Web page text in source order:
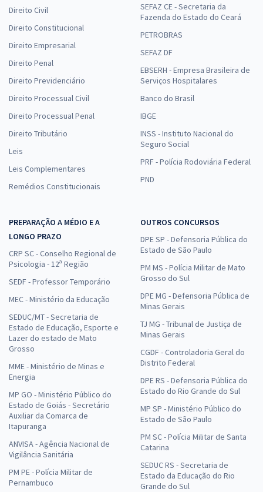
Direito Civil
Direito Constitucional
Direito Empresarial
Direito Penal
Direito Previdenciário
Direito Processual Civil
Direito Processual Penal
Direito Tributário
Leis
Leis Complementares
Remédios Constitucionais
SEFAZ CE - Secretaria da
Fazenda do Estado do Ceará
PETROBRAS
SEFAZ DF
EBSERH - Empresa Brasileira de
Serviços Hospitalares
Banco do Brasil
IBGE
INSS - Instituto Nacional do
Seguro Social
PRF - Polícia Rodoviária Federal
PND
PREPARAÇÃO A MÉDIO E A
LONGO PRAZO
CRP SC - Conselho Regional de
Psicologia - 12ª Região
SEDF - Professor Temporário
MEC - Ministério da Educação
SEDUC/MT - Secretaria de
Estado de Educação, Esporte e
Lazer do estado de Mato
Grosso
MME - Ministério de Minas e
Energia
MP GO - Ministério Público do
Estado de Goiás - Secretário
Auxiliar da Comarca de
Itapuranga
ANVISA - Agência Nacional de
Vigilância Sanitária
PM PE - Polícia Militar de
Pernambuco
OUTROS CONCURSOS
DPE SP - Defensoria Pública do
Estado de São Paulo
PM MS - Polícia Militar de Mato
Grosso do Sul
DPE MG - Defensoria Pública de
Minas Gerais
TJ MG - Tribunal de Justiça de
Minas Gerais
CGDF - Controladoria Geral do
Distrito Federal
DPE RS - Defensoria Pública do
Estado do Rio Grande do Sul
MP SP - Ministério Público do
Estado de São Paulo
PM SC - Polícia Militar de Santa
Catarina
SEDUC RS - Secretaria de
Estado da Educação do Rio
Grande do Sul